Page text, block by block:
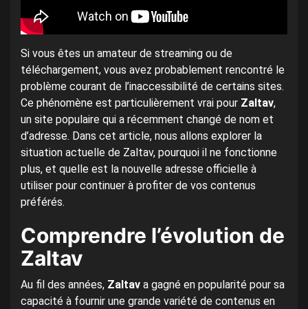
Si vous êtes un amateur de streaming ou de
téléchargement, vous avez probablement rencontré le
problème courant de l’inaccessibilité de certains sites.
Ce phénomène est particulièrement vrai pour Zaltav,
un site populaire qui a récemment changé de nom et
d’adresse. Dans cet article, nous allons explorer la
situation actuelle de Zaltav, pourquoi il ne fonctionne
plus, et quelle est la nouvelle adresse officielle à
utiliser pour continuer à profiter de vos contenus
préférés.
Comprendre l’évolution de
Zaltav
Au fil des années, Zaltav a gagné en popularité pour sa
capacité à fournir une grande variété de contenus en